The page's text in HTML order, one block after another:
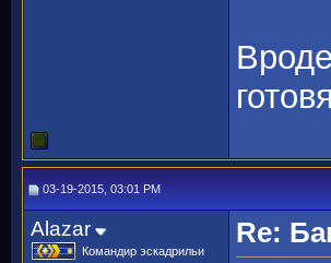
03-19-2015, 03:01 PM
Alazar
Командир эскадрильи
Re: